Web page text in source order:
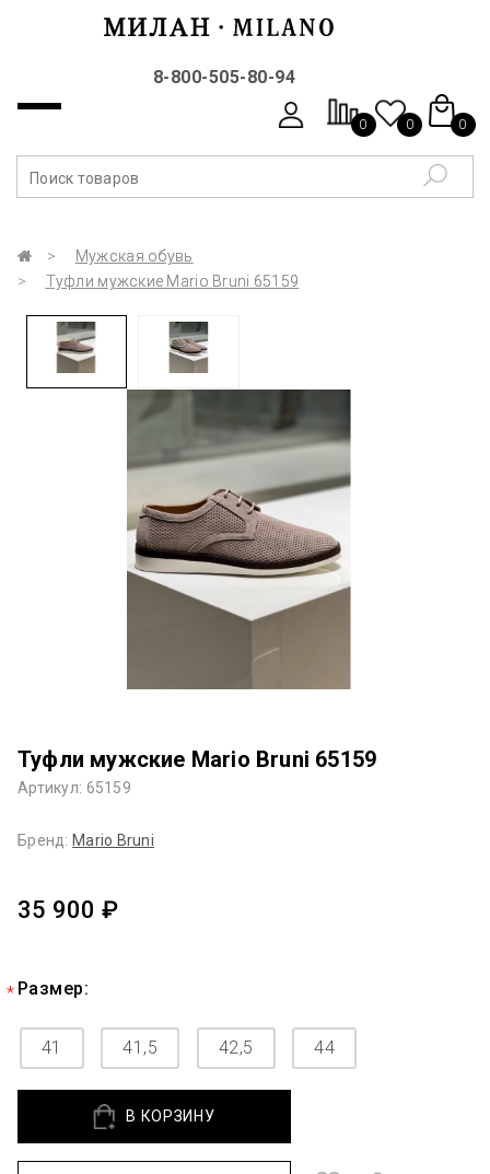
8-800-505-80-94
0 0 0
Мужская обувь
Туфли мужские Mario Bruni 65159
Туфли мужские Mario Bruni 65159
Артикул: 65159
Бренд: Mario Bruni
35 900 ₽
Размер:
41 41,5 42,5 44
В КОРЗИНУ